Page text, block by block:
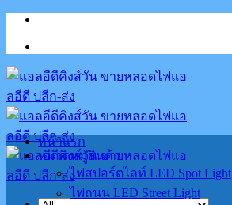
Skip
content
หน้าแรก
หมวดหมู่สินค้า
ไฟสปอร์ตไลท์ LED Spot Light
ไฟถนน LED Street Light